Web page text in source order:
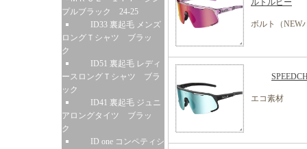
プルブラック 24-25
ID33 裏起毛 メンズ
ロングＴシャツ ブラッ
ク
ID51 裏起毛 レディ
ースロングＴシャツ ブラ
ック
ID41 裏起毛 ジュニ
アロングタイツ ブラッ
ク
ID one コンペティシ
ルトルビー
ボルト（NEW
エコ素材